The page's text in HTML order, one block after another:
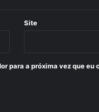
Site
para a próxima vez que eu